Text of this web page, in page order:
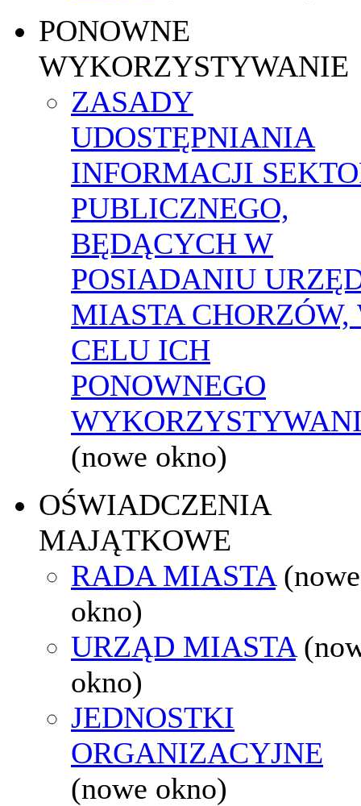
PONOWNE
WYKORZYSTYWANIE
ZASADY
UDOSTĘPNIANIA
INFORMACJI
PUBLICZNEGO,
BĘDĄCYCH W
POSIADANIU
MIASTA CHORZÓW,
CELU ICH
PONOWNEGO
(nowe okno)
OŚWIADCZENIA
MAJĄTKOWE
RADA MIASTA (nowe
okno)
URZĄD MIASTA
okno)
JEDNOSTKI
ORGANIZACYJNE
(nowe okno)